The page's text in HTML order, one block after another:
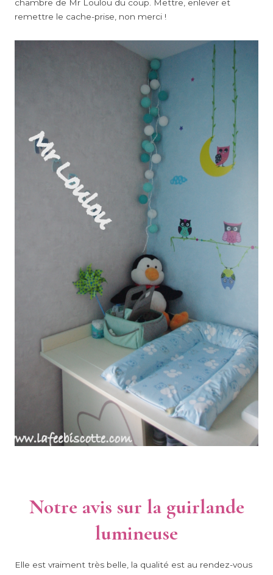
chambre de Mr Loulou du coup. Mettre, enlever et
remettre le cache-prise, non merci !
Notre avis sur la guirlande
lumineuse
Elle est vraiment très belle, la qualité est au rendez-vous